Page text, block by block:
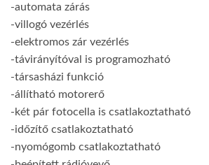
-automata zárás
-villogó vezérlés
-elektromos zár vezérlés
-távirányítóval is programozható
-társasházi funkció
-állítható motorerő
-két pár fotocella is csatlakoztatható
-időzítő csatlakoztatható
-nyomógomb csatlakoztatható